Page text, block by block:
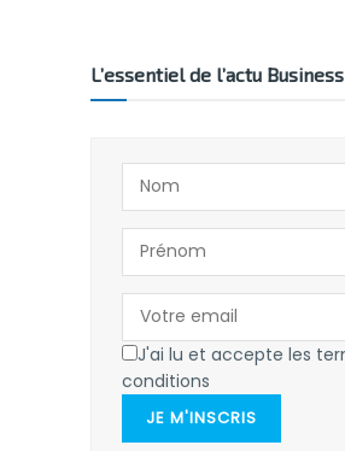
L’essentiel de l’actu
J'ai lu et accepte les
conditions
JE M'INSCRIS